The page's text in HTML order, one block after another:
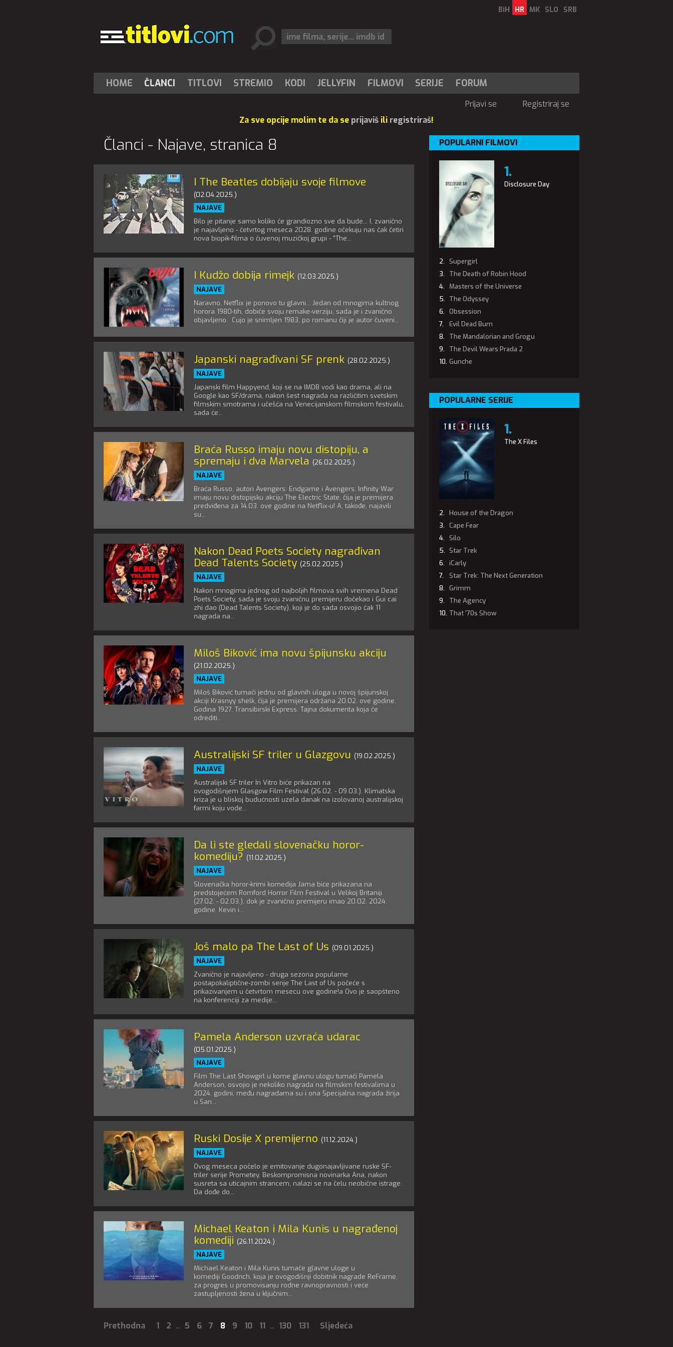
BiH HR MK SLO SRB
HOME ČLANCI TITLOVI STREMIO KODI JELLYFIN FILMOVI SERIJE FORUM
Prijavi se
Registriraj se
Za sve opcije molim te da se prijaviš ili registriraš!
Članci - Najave, stranica 8
I The Beatles dobijaju svoje filmove
(02.04.2025.)
NAJAVE
Bilo je pitanje samo koliko će grandiozno sve da bude... I, zvanično
je najavljeno - četvrtog meseca 2028. godine očekuju nas čak četiri
nova biopik-filma o čuvenoj muzičkoj grupi - "The...
I Kudžo dobija rimejk (12.03.2025.)
NAJAVE
Naravno, Netflix je ponovo tu glavni... Jedan od mnogima kultnog
horora 1980-tih, dobiće svoju remake-verziju, sada je i zvanično
objavljeno. Cujo je snimljen 1983, po romanu čiji je autor čuveni...
Japanski nagrađivani SF prenk (28.02.2025.)
NAJAVE
Japanski film Happyend, koji se na IMDB vodi kao drama, ali na
Google kao SF/drama, nakon šest nagrada na različitim svetskim
filmskim smotrama i učešća na Venecijanskom filmskom festivalu,
sada će...
Braća Russo imaju novu distopiju, a
spremaju i dva Marvela (26.02.2025.)
NAJAVE
Braća Russo, autori Avengers: Endgame i Avengers: Infinity War
imaju novu distopijsku akciju The Electric State, čija je premijera
predviđena za 14.03. ove godine na Netflix-u! A, takođe, najavili
su...
Nakon Dead Poets Society nagrađivan
Dead Talents Society (25.02.2025.)
NAJAVE
Nakon mnogima jednog od najboljih filmova svih vremena Dead
Poets Society, sada je svoju zvaničnu premijeru dočekao i Gui cai
zhi dao (Dead Talents Society), koji je do sada osvojio čak 11
nagrada na...
Miloš Biković ima novu špijunsku akciju
(21.02.2025.)
NAJAVE
Miloš Biković tumači jednu od glavnih uloga u novoj špijunskoj
akciji Krasnyy shelk, čija je premijera održana 20.02. ove godine.
Godina 1927, Transibirski Express. Tajna dokumenta koja će
odrediti...
Australijski SF triler u Glazgovu (19.02.2025.)
NAJAVE
Australijski SF triler In Vitro biće prikazan na
ovogodišnjem Glasgow Film Festival (26.02. - 09.03.). Klimatska
kriza je u bliskoj budućnosti uzela danak na izolovanoj australijskoj
farmi koju vode...
Da li ste gledali slovenačku horor-
komediju? (11.02.2025.)
NAJAVE
Slovenačka horor-krimi komedija Jama biće prikazana na
predstojećem Romford Horror Film Festival u Velikoj Britaniji
(27.02. - 02.03.), dok je zvanično premijeru imao 20.02. 2024.
godine. Kevin i...
Još malo pa The Last of Us (09.01.2025.)
NAJAVE
Zvanično je najavljeno - druga sezona popularne
postapokaliptične-zombi serije The Last of Us počeće s
prikazivanjem u četvrtom mesecu ove godine!a Ovo je saopšteno
na konferenciji za medije...
Pamela Anderson uzvraća udarac
(05.01.2025.)
NAJAVE
Film The Last Showgirl u kome glavnu ulogu tumači Pamela
Anderson, osvojio je nekoliko nagrada na filmskim festivalima u
2024. godini, među nagradama su i ona Specijalna nagrada žirija
u San...
Ruski Dosije X premijerno (11.12.2024.)
NAJAVE
Ovog meseca počelo je emitovanje dugonajavljivane ruske SF-
triler serije Prometey. Beskompromisna novinarka Ana, nakon
susreta sa uticajnim strancem, nalazi se na čelu neobične istrage.
Da dođe do...
Michael Keaton i Mila Kunis u nagrađenoj
komediji (26.11.2024.)
NAJAVE
Michael Keaton i Mila Kunis tumače glavne uloge u
komediji Goodrich, koja je ovogodišnji dobitnik nagrade ReFrame,
za progres u promovisanju rodne ravnopravnosti i veće
zastupljenosti žena u ključnim...
Prethodna 1 2 ... 5 6 7 8 9 10 11 ... 130 131 Sljedeća
POPULARNI FILMOVI
Disclosure Day
Supergirl
The Death of Robin Hood
Masters of the Universe
The Odyssey
Obsession
Evil Dead Burn
The Mandalorian and Grogu
The Devil Wears Prada 2
Gunche
POPULARNE SERIJE
The X Files
House of the Dragon
Cape Fear
Silo
Star Trek
iCarly
Star Trek: The Next Generation
Grimm
The Agency
That '70s Show